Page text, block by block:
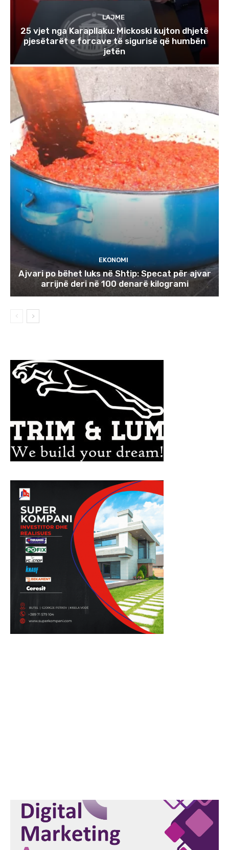
LAJME
25 vjet nga Karapllaku: Mickoski kujton dhjetë
pjesëtarët e forcave të sigurisë që humbën
jetën
EKONOMI
Ajvari po bëhet luks në Shtip: Specat për ajvar
arrijnë deri në 100 denarë kilogrami